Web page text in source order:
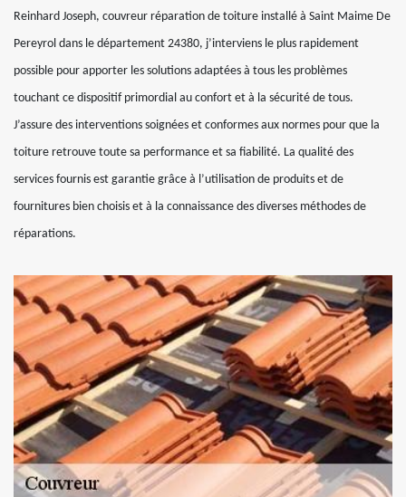
Reinhard Joseph, couvreur réparation de toiture installé à Saint Maime De
Pereyrol dans le département 24380, j’interviens le plus rapidement
possible pour apporter les solutions adaptées à tous les problèmes
touchant ce dispositif primordial au confort et à la sécurité de tous.
J’assure des interventions soignées et conformes aux normes pour que la
toiture retrouve toute sa performance et sa fiabilité. La qualité des
services fournis est garantie grâce à l’utilisation de produits et de
fournitures bien choisis et à la connaissance des diverses méthodes de
réparations.